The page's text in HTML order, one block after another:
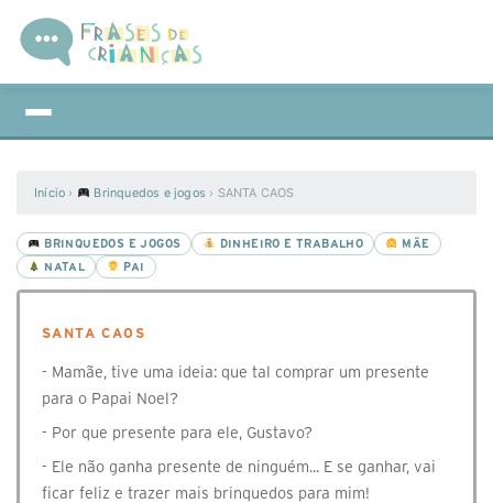
Início › Brinquedos e jogos › SANTA CAOS
BRINQUEDOS E JOGOS DINHEIRO E TRABALHO
MÃE
NATAL
PAI
SANTA CAOS
- Mamãe, tive uma ideia: que tal comprar um presente
para o Papai Noel?
- Por que presente para ele, Gustavo?
- Ele não ganha presente de ninguém... E se ganhar, vai
ficar feliz e trazer mais brinquedos para mim!